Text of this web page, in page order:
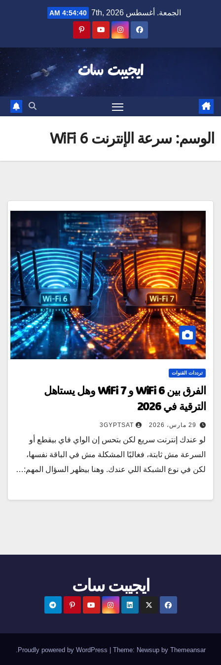
الجمعة. أغسطس 7th, 2026 4:54:40 AM
ايجيبت سات
الوسم:سرعة الإنترنت WiFi 6
ترددات القنوات
الفرق بين WiFi 6 و WiFi 7 وهل يستاهل
الترقية في 2026
29 مارس، 2026 3GYPTSAT
لو عندك إنترنت سريع لكن بتحس إن الواي فاي بيقطع أو
السرعة مش ثابتة، فغالبًا المشكلة مش في الباقة نفسها،
لكن في نوع الشبكة اللي عندك. وهنا بيظهر السؤال المهم:…
ايجيبت سات
Proudly powered by WordPress Theme: Newsupby Themeansar